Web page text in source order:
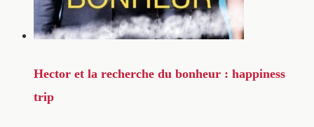
Hector et la recherche du bonheur : happiness
trip